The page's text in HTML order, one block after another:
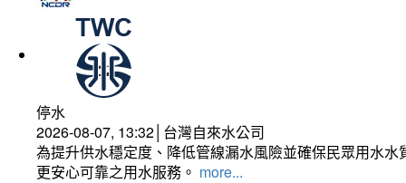
停水
2026-08-07, 13:32│台灣自來水公司
為提升供水穩定度、降低管線漏水風險並確保民眾用水
更安心可靠之用水服務。 more...